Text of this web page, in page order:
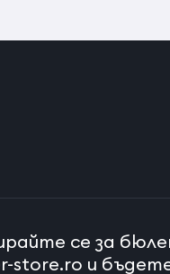
се за
store.ro и